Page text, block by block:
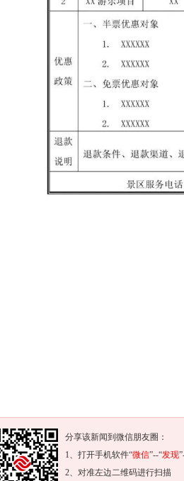
分享该新闻到微信朋友圈：
1、打开手机软件“微信”--“发现
2、对准左边二维码进行扫描